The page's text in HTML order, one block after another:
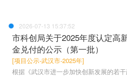
2026-07-13 15:37:52
市科创局关于2025年度认定高
金兑付的公示（第一批）
[项目公示-武汉市-2025年]
根据《武汉市进一步加快创新发展的若